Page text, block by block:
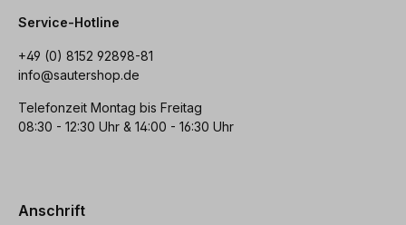
Service-Hotline
+49 (0) 8152 92898-81
info@sautershop.de
Telefonzeit Montag bis Freitag
08:30 - 12:30 Uhr & 14:00 - 16:30 Uhr
Anschrift